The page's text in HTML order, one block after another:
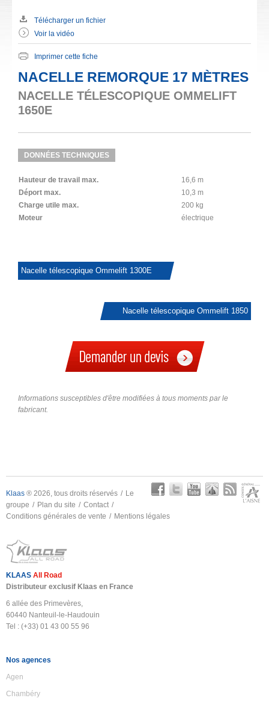
Télécharger un fichier
Voir la vidéo
Imprimer cette fiche
NACELLE REMORQUE 17 MÈTRES
NACELLE TÉLESCOPIQUE OMMELIFT
1650E
DONNÉES TECHNIQUES
Hauteur de travail max.
16,6 m
Déport max.
10,3 m
Charge utile max.
200 kg
Moteur
électrique
Nacelle télescopique Ommelift 1300E
Nacelle télescopique Ommelift 1850
Informations susceptibles d'être modifiées à tous moments par le
fabricant.
Klaas ® 2026, tous droits réservés
Le
groupe
Plan du site
Contact
Conditions générales de vente
Mentions légales
KLAAS All Road
Distributeur exclusif Klaas en France
6 allée des Primevères,
60440 Nanteuil-le-Haudouin
Tel : (+33) 01 43 00 55 96
Nos agences
Agen
Chambéry